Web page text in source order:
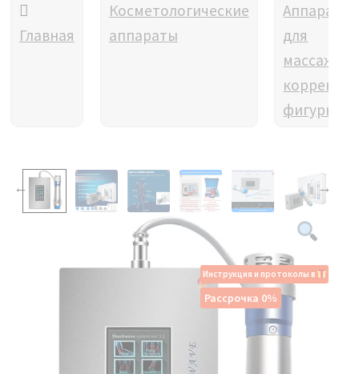
Главная
Косметологические
аппараты
Аппараты
для
массажа и
фигуры
Инструкция и протоколы в
Рассрочка 0%